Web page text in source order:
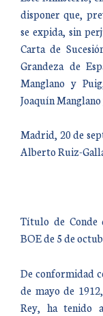
disponer que,
se expida, sin
Carta de
Grandeza de
Manglano y
Joaquín
Madrid, 20 de
Alberto Ruiz-
Título de Conde
BOE de 5 de
De conformidad
de mayo de
Rey, ha tenido